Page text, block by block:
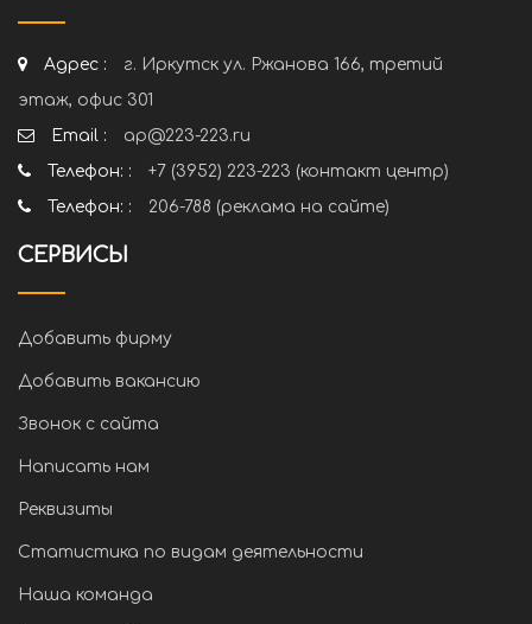
Адрес :
г. Иркутск ул. Ржанова 166, третий
этаж, офис 301
Email :
ap@223-223.ru
Телефон: :
+7 (3952) 223-223 (контакт центр)
Телефон: :
206-788 (реклама на сайте)
СЕРВИСЫ
Добавить фирму
Добавить вакансию
Звонок с сайта
Написать нам
Реквизиты
Статистика по видам деятельности
Наша команда